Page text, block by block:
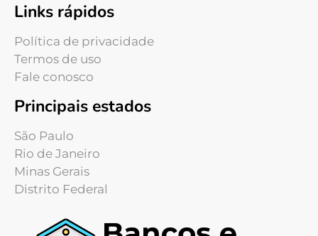
Links rápidos
Política de privacidade
Termos de uso
Fale conosco
Principais estados
São Paulo
Rio de Janeiro
Minas Gerais
Distrito Federal